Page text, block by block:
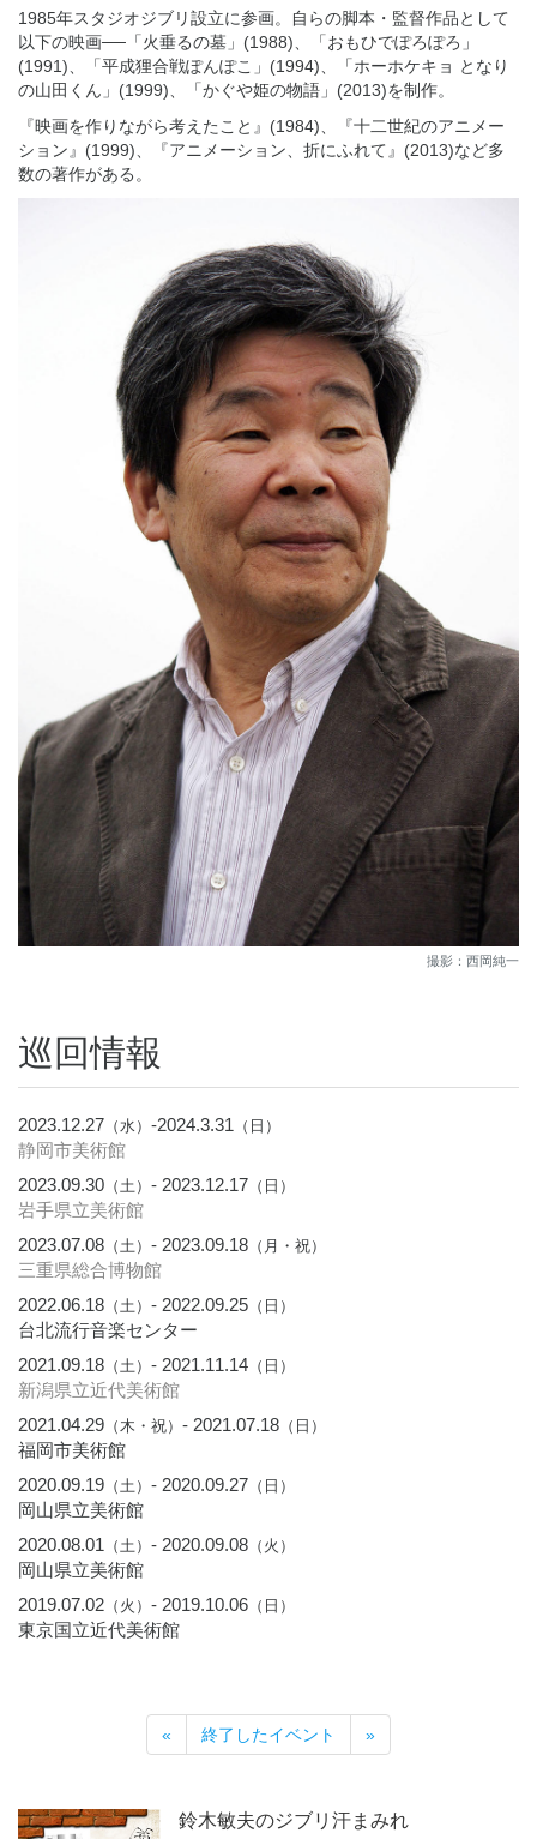
1985年スタジオジブリ設立に参画。自らの脚本・監督作品として
以下の映画──「火垂るの墓」(1988)、「おもひでぽろぽろ」
(1991)、「平成狸合戦ぽんぽこ」(1994)、「ホーホケキョ となり
の山田くん」(1999)、「かぐや姫の物語」(2013)を制作。
『映画を作りながら考えたこと』(1984)、『十二世紀のアニメー
ション』(1999)、『アニメーション、折にふれて』(2013)など多
数の著作がある。
撮影：西岡純一
巡回情報
2023.12.27 （水） -2024.3.31 （日）
静岡市美術館
2023.09.30 （土） - 2023.12.17 （日）
岩手県立美術館
2023.07.08 （土） - 2023.09.18 （月・祝）
三重県総合博物館
2022.06.18 （土） - 2022.09.25 （日）
台北流行音楽センター
2021.09.18 （土） - 2021.11.14 （日）
新潟県立近代美術館
2021.04.29 （木・祝） - 2021.07.18 （日）
福岡市美術館
2020.09.19 （土） - 2020.09.27 （日）
岡山県立美術館
2020.08.01 （土） - 2020.09.08 （火）
岡山県立美術館
2019.07.02 （火） - 2019.10.06 （日）
東京国立近代美術館
« 終了したイベント »
鈴木敏夫のジブリ汗まみれ